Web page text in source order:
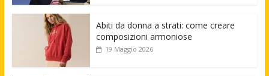
Abiti da donna a strati: come creare
composizioni armoniose
19 Maggio 2026